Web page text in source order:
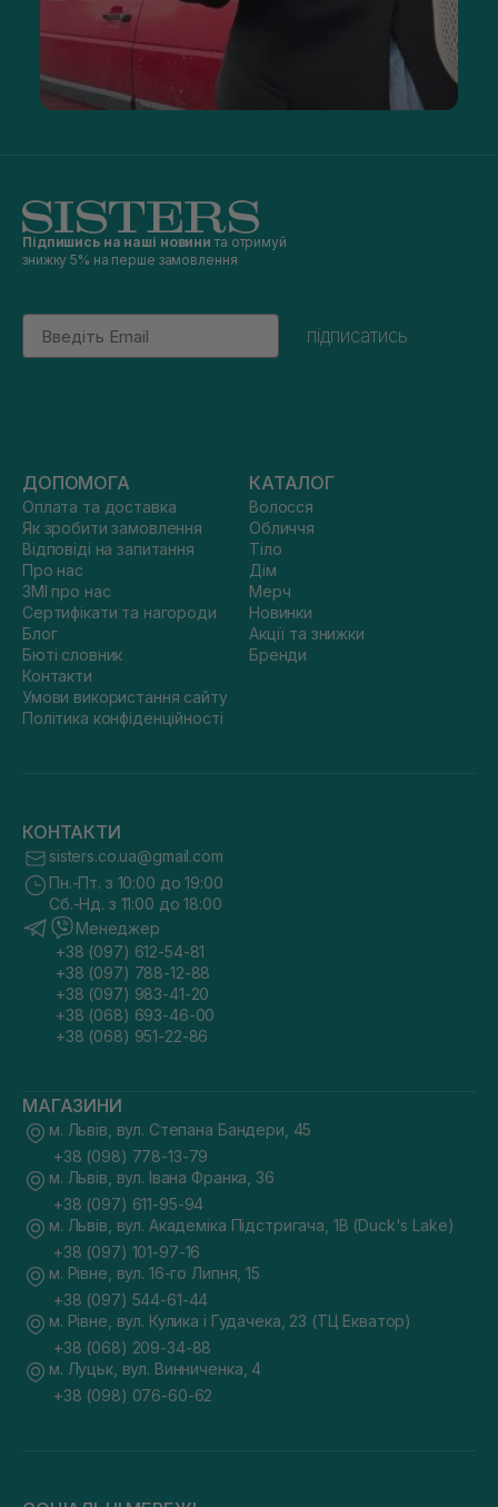
Підпишись на наші новини та отримуй
знижку 5% на перше замовлення
Email
підписатись
ДОПОМОГА
Оплата та доставка
Як зробити замовлення
Відповіді на запитання
Про нас
ЗМІ про нас
Сертифікати та нагороди
Блог
Бюті словник
Контакти
Умови використання сайту
Політика конфіденційності
КАТАЛОГ
Волосся
Обличчя
Тіло
Дім
Мерч
Новинки
Акції та знижки
Бренди
КОНТАКТИ
sisters.co.ua@gmail.com
Пн.-Пт. з 10:00 до 19:00
Сб.-Нд. з 11:00 до 18:00
Менеджер
+38 (097) 612-54-81
+38 (097) 788-12-88
+38 (097) 983-41-20
+38 (068) 693-46-00
+38 (068) 951-22-86
МАГАЗИНИ
м. Львів, вул. Степана Бандери, 45
+38 (098) 778-13-79
м. Львів, вул. Івана Франка, 36
+38 (097) 611-95-94
м. Львів, вул. Академіка Підстригача, 1В (Duck's Lake)
+38 (097) 101-97-16
м. Рівне, вул. 16-го Липня, 15
+38 (097) 544-61-44
м. Рівне, вул. Кулика і Гудачека, 23 (ТЦ Екватор)
+38 (068) 209-34-88
м. Луцьк, вул. Винниченка, 4
+38 (098) 076-60-62